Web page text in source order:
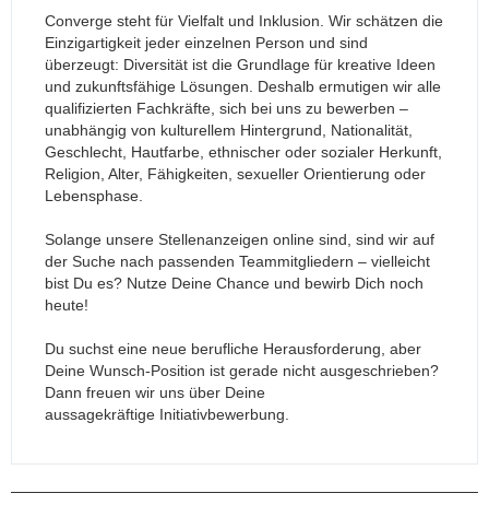
Converge steht für Vielfalt und Inklusion. Wir schätzen die
Einzigartigkeit jeder einzelnen Person und sind
überzeugt: Diversität ist die Grundlage für kreative Ideen
und zukunftsfähige Lösungen. Deshalb ermutigen wir alle
qualifizierten Fachkräfte, sich bei uns zu bewerben –
unabhängig von kulturellem Hintergrund, Nationalität,
Geschlecht, Hautfarbe, ethnischer oder sozialer Herkunft,
Religion, Alter, Fähigkeiten, sexueller Orientierung oder
Lebensphase.
Solange unsere Stellenanzeigen online sind, sind wir auf
der Suche nach passenden Teammitgliedern – vielleicht
bist Du es? Nutze Deine Chance und bewirb Dich noch
heute!
Du suchst eine neue berufliche Herausforderung, aber
Deine Wunsch-Position ist gerade nicht ausgeschrieben?
Dann freuen wir uns über Deine
aussagekräftige Initiativbewerbung.